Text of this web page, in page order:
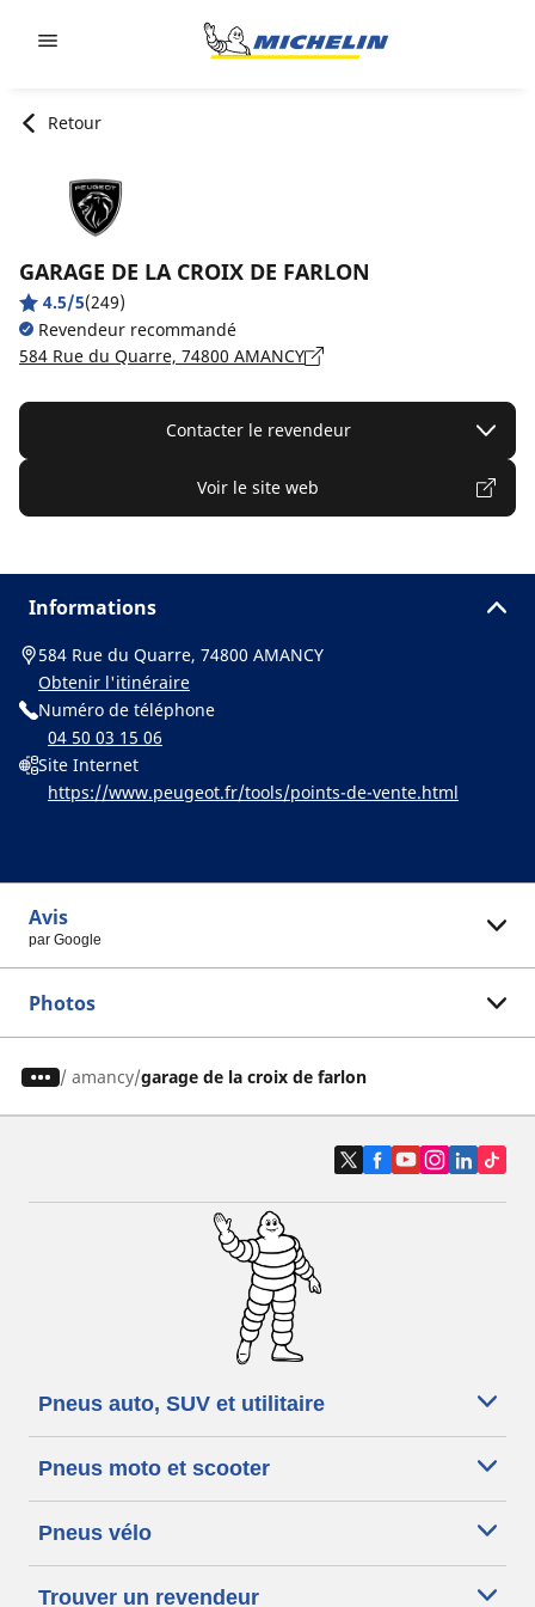
Retour
GARAGE DE LA CROIX DE FARLON
4.5/5(249)
Revendeur recommandé
584 Rue du Quarre, 74800 AMANCY
Contacter le revendeur
Voir le site web
Informations
584 Rue du Quarre, 74800 AMANCY
Obtenir l'itinéraire
Numéro de téléphone
04 50 03 15 06
Site Internet
https://www.peugeot.fr/tools/points-de-vente.html
Avis
par Google
Photos
/ amancy garage de la croix de farlon
Pneus auto, SUV et utilitaire
Pneus moto et scooter
Pneus vélo
Trouver un revendeur